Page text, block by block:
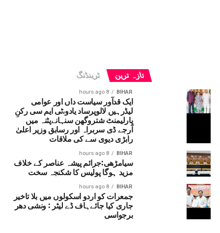
تازہ ترین ٹرینڈنگ
BIHAR
8 hours ago
ایک قدآور سیاست داں اور عوامی
لیڈرہیں لالوپرساد یادو،ٹی ایم سی رکنِ
پارلیمنٹ شتروگھن سنہانےپٹنہ میں
آرجے ڈی سربراہ اور رسابق وزیر اعلیٰ
رابڑی دیوی سے کی ملاقات
BIHAR
8 hours ago
سیامڑھی:جرائم پیشہ عناصر کے خلاف
مزید ہوگا پولیس کا شکنجہ سخت
BIHAR
8 hours ago
جمعرات کو اردو اسکولوں میں بلا تاخیر
جاری کیا جائےہاف ڈے لیٹر : ونشی دھر
برجواسی